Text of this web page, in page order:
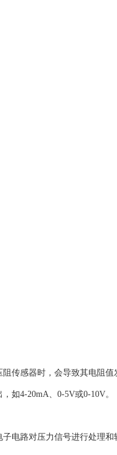
传感器时，会导致其电阻值
4-20mA、0-5V或0-10V。
电路对压力信号进行处理和